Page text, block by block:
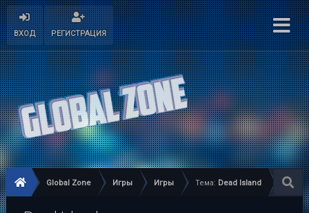
ВХОД РЕГИСТРАЦИЯ
Global Zone Игры Игры Тема: Dead Island